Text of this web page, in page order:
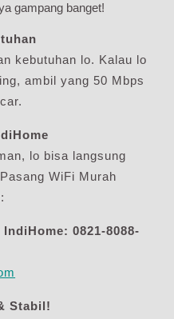
gampang banget!
kebutuhan lo. Kalau lo
ambil yang 50 Mbps
lo bisa langsung
WiFi Murah
0821-8088-
Stabil!